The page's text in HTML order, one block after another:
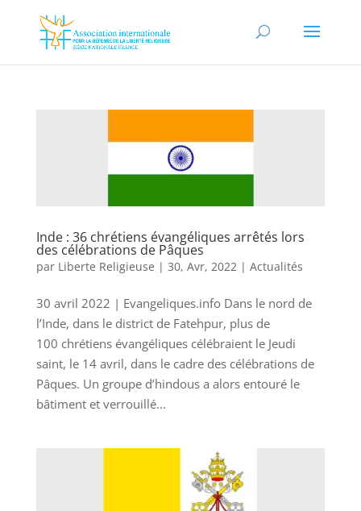
Inde : 36 chrétiens évangéliques arrêtés lors
des célébrations de Pâques
par Liberte Religieuse | 30, Avr, 2022| Actualités
30 avril 2022 | Evangeliques.info Dans le nord de
l’Inde, dans le district de Fatehpur, plus de
100 chrétiens évangéliques célébraient le Jeudi
saint, le 14 avril, dans le cadre des célébrations de
Pâques. Un groupe d’hindous a alors entouré le
bâtiment et verrouillé...